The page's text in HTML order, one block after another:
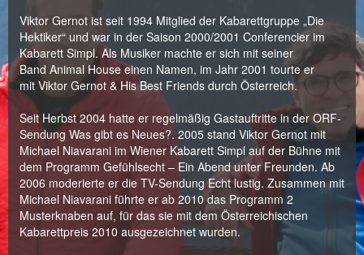
Viktor Gernot ist seit 1994 Mitglied der Kabarettgruppe „Die
Hektiker“ und war in der Saison 2000/2001 Conferencier im
Kabarett Simpl. Als Musiker machte er sich mit seiner
Band Animal House einen Namen, im Jahr 2001 tourte er
mit Viktor Gernot & His Best Friends durch Österreich.
Seit Herbst 2004 hatte er regelmäßig Gastauftritte in der ORF-
Sendung Was gibt es Neues?. 2005 stand Viktor Gernot mit
Michael Niavarani im Wiener Kabarett Simpl auf der Bühne mit
dem Programm Gefühlsecht – Ein Abend unter Freunden. Ab
2006 moderierte er die TV-Sendung Echt lustig. Zusammen mit
Michael Niavarani führte er ab 2010 das Programm 2
Musterknaben auf, für das sie mit dem Österreichischen
Kabarettpreis 2010 ausgezeichnet wurden.